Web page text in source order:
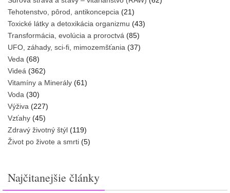
Tehotenstvo, pôrod, antikoncepcia (21)
Toxické látky a detoxikácia organizmu (43)
Transformácia, evolúcia a proroctvá (85)
UFO, záhady, sci-fi, mimozemšťania (37)
Veda (68)
Videá (362)
Vitamíny a Minerály (61)
Voda (30)
Výživa (227)
Vzťahy (45)
Zdravý životný štýl (119)
Život po živote a smrti (5)
Najčitanejšie články